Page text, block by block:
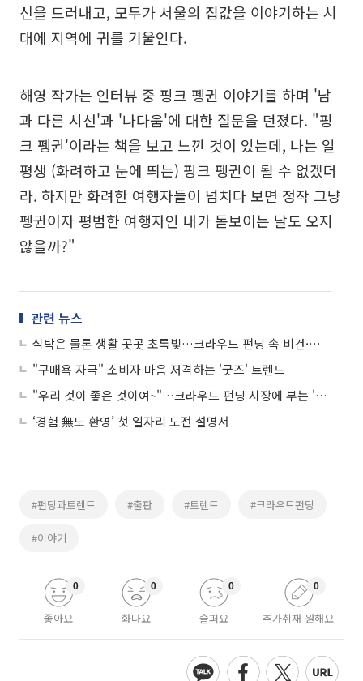
신을 드러내고, 모두가 서울의 집값을 이야기하는 시
대에 지역에 귀를 기울인다.
해영 작가는 인터뷰 중 핑크 펭귄 이야기를 하며 '남
과 다른 시선'과 '나다움'에 대한 질문을 던졌다. "핑
크 펭귄'이라는 책을 보고 느낀 것이 있는데, 나는 일
평생 (화려하고 눈에 띄는) 핑크 펭귄이 될 수 없겠더
라. 하지만 화려한 여행자들이 넘치다 보면 정작 그냥
펭귄이자 평범한 여행자인 내가 돋보이는 날도 오지
않을까?"
관련 뉴스
식탁은 물론 생활 곳곳 초록빛…크라우드 펀딩 속 비건·채식 트렌드
"구매욕 자극" 소비자 마음 저격하는 '굿즈' 트렌드
"우리 것이 좋은 것이여~"…크라우드 펀딩 시장에 부는 '한국 전통' 트렌드 바람
‘경험 無도 환영’ 첫 일자리 도전 설명서
#펀딩과트렌드 #출판 #트렌드 #크라우드펀딩
#이야기
좋아요
0
화나요
0
슬퍼요
0
추가취재 원해요
0